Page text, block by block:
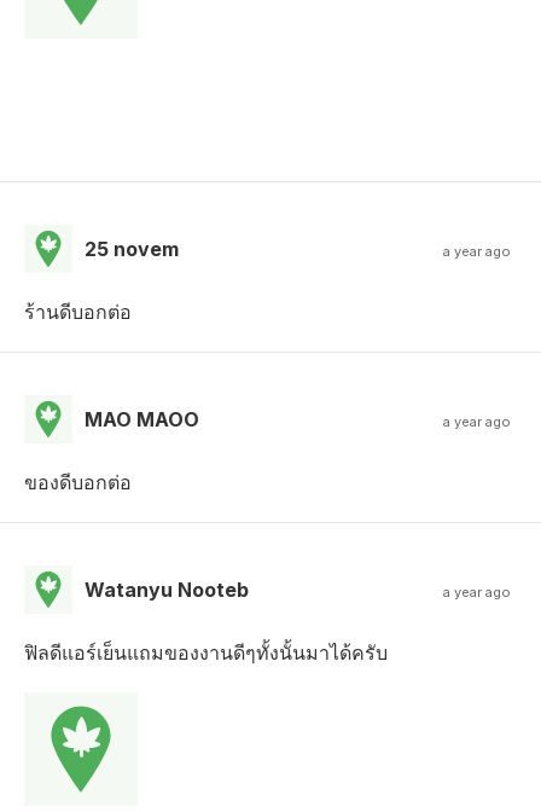
25 novem a year ago
ร้านดีบอกต่อ
MAO MAOO a year ago
ของดีบอกต่อ
Watanyu Nooteb a year ago
ฟิลดีแอร์เย็นแถมของงานดีๆทั้งนั้นมาได้ครับ